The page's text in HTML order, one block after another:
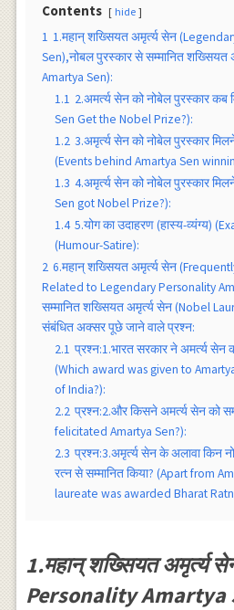
Contents hide
1 1.महान् शख्सियत अमृर्त्य सेन
Sen),नोबल पुरस्कार से सम्मानित
Amartya Sen):
1.1 2.अमर्त्य सेन को नोबेल पुरस्कार कब
Sen Get the Nobel Prize?):
1.2 3.अमृर्त्य सेन को नोबेल पुरस्कार
(Events behind Amartya Sen
1.3 4.अमृर्त्य सेन को नोबेल पुरस्कार
Sen got Nobel Prize?):
1.4 5.योग का उदाहरण (हास्य-व्यंग्य)
(Humour-Satire):
2 6.महान् शख्सियत अमृर्त्य सेन
Related to Legendary Personality
सम्मानित शख्सियत अमृर्त्य सेन (Nobel
संबंधित अक्सर पूछे जाने वाले प्रश्न:
2.1 प्रश्न:1.भारत सरकार ने अमर्त्य सेन
(Which award was given to
of India?):
2.2 प्रश्न:2.और किसने अमर्त्य सेन को
felicitated Amartya Sen?):
2.3 प्रश्न:3.अमृर्त्य सेन के अलावा किन
रत्न से सम्मानित किया? (Apart from
laureate was awarded Bharat
1.महान् शख्सियत अमृर्त्य
Personality Amartya